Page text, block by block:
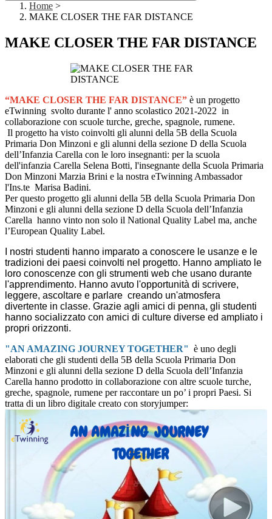
Home >
MAKE CLOSER THE FAR DISTANCE
MAKE CLOSER THE FAR DISTANCE
“MAKE CLOSER THE FAR DISTANCE” è un progetto
eTwinning svolto durante l' anno scolastico 2021-2022 in
collaborazione con scuole turche, greche, spagnole, rumene.
Il progetto ha visto coinvolti gli alunni della 5B della Scuola
Primaria Don Minzoni e gli alunni della sezione D della Scuola
dell’Infanzia Carella con le loro insegnanti: per la scuola
dell'infanzia Carella Selena Botti, l'insegnante della Scuola Primaria
Don Minzoni Marzia Brini e la nostra eTwinning Ambassador
l'Ins.te Marisa Badini.
Per questo progetto gli alunni della 5B della Scuola Primaria Don
Minzoni e gli alunni della sezione D della Scuola dell’Infanzia
Carella hanno vinto non solo il National Quality Label ma, anche
l’European Quality Label.
I nostri studenti hanno imparato a conoscere le usanze e le
tradizioni dei paesi coinvolti nel progetto. Hanno ampliato le
loro conoscenze con gli strumenti web che usano durante
l'apprendimento. Hanno avuto l'opportunità di scrivere,
leggere, ascoltare e parlare creando un'atmosfera
divertente in classe. Grazie agli amici di penna, gli studenti
hanno socializzato con amici di culture diverse ed ampliato i
propri orizzonti.
"AN AMAZING JOURNEY TOGETHER" è uno degli
elaborati che gli studenti della 5B della Scuola Primaria Don
Minzoni e gli alunni della sezione D della Scuola dell’Infanzia
Carella hanno prodotto in collaborazione con altre scuole turche,
greche, spagnole, rumene per raccontare un po’ i propri Paesi. Si
tratta di un libro digitale creato con storyjumper: